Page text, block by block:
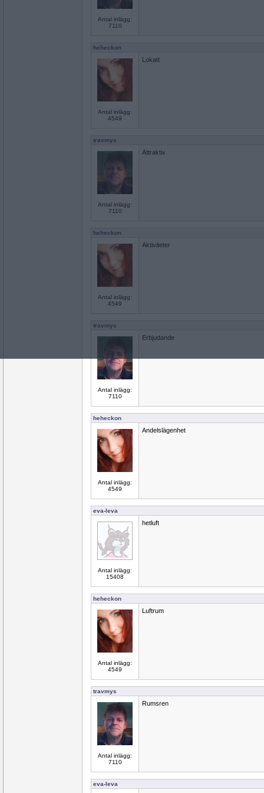
Antal inlägg:
7110
heheckon
Antal inlägg:
4549
Lokatt
travmys
Antal inlägg:
7110
Attraktiv
heheckon
Antal inlägg:
4549
Aktiviteter
travmys
Antal inlägg:
7110
Erbjudande
heheckon
Antal inlägg:
4549
Andelslägenhet
eva-leva
Antal inlägg:
15408
hetluft
heheckon
Antal inlägg:
4549
Luftrum
travmys
Antal inlägg:
7110
Rumsren
eva-leva